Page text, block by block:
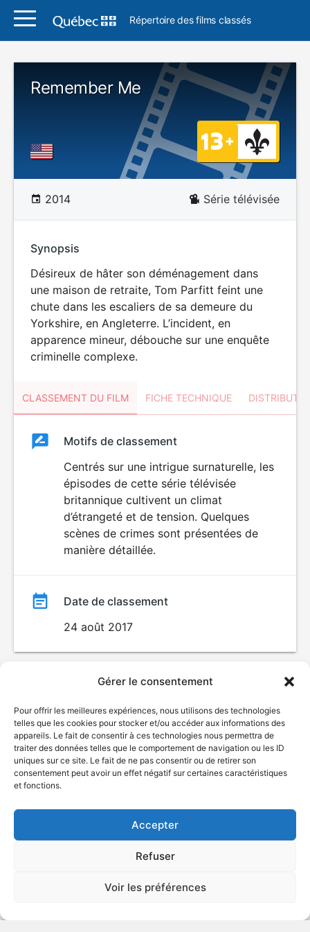
Gérer le consentement
Pour offrir les meilleures expériences, nous utilisons des technologies
telles que les cookies pour stocker et/ou accéder aux informations des
appareils. Le fait de consentir à ces technologies nous permettra de
traiter des données telles que le comportement de navigation ou les ID
uniques sur ce site. Le fait de ne pas consentir ou de retirer son
consentement peut avoir un effet négatif sur certaines caractéristiques
et fonctions.
Accepter
Refuser
Voir les préférences
Répertoire des films classés
Remember Me
2014 Série télévisée
Synopsis
Désireux de hâter son déménagement dans
une maison de retraite, Tom Parfitt feint une
chute dans les escaliers de sa demeure du
Yorkshire, en Angleterre. L’incident, en
apparence mineur, débouche sur une enquête
criminelle complexe.
CLASSEMENT DU FILM FICHE TECHNIQUE
ClassementClassement
Motifs de classement
Centrés sur une intrigue surnaturelle, les
épisodes de cette série télévisée
britannique cultivent un climat
d’étrangeté et de tension. Quelques
scènes de crimes sont présentées de
manière détaillée.
Date de classement
24 août 2017
Plan du site
Accès à l'information
Politique de confidentialité